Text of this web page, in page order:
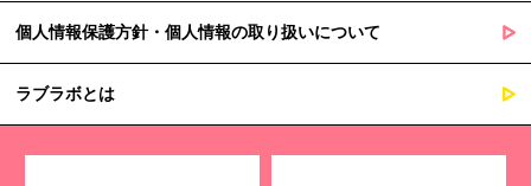
個人情報保護方針・個人情報の取り扱いについて
ラブラボとは